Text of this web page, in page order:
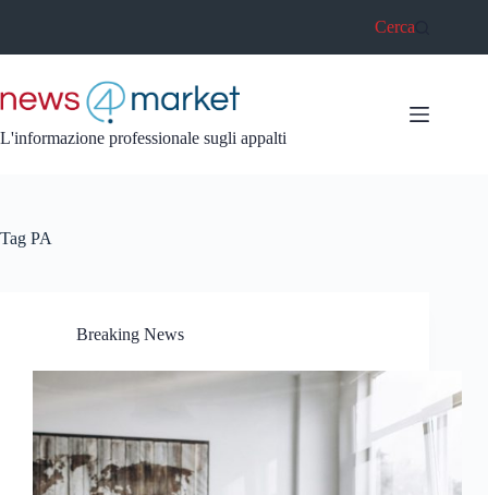
Cerca
L'informazione professionale sugli appalti
Tag PA
Breaking News